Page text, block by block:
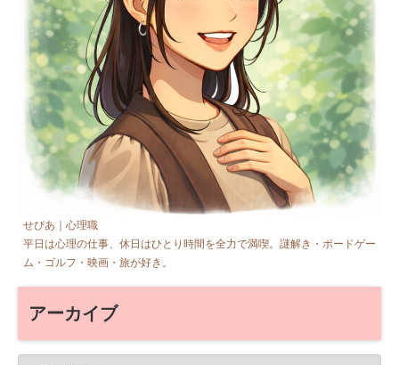
せぴあ｜心理職
平日は心理の仕事、休日はひとり時間を全力で満喫。謎解き・ボードゲー
ム・ゴルフ・映画・旅が好き。
アーカイブ